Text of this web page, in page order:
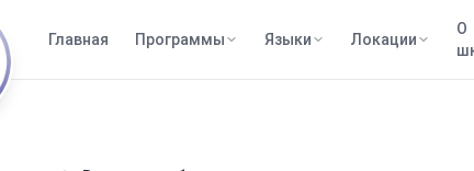
Главная Программы Языки Локации
О